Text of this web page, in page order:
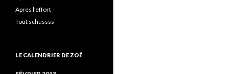
Après l’effort
Tout schussss
LE CALENDRIER DE ZOÉ